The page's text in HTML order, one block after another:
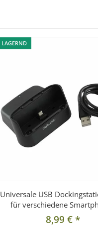
LAGERND
LAGERND
Universale USB
für verschiedene
8,99 €*